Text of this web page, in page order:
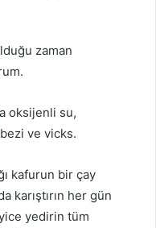
zaman
oksijenli su,
ve vicks.
kafurun bir çay
karıştırın her gün
yedirin tüm